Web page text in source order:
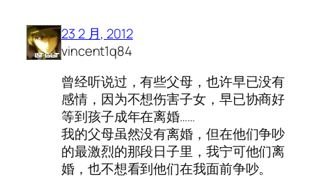
23 2 月, 2012
vincent1q84
曾经听说过，有些父母，也许早已没有
感情，因为不想伤害子女，早已协商好
等到孩子成年在离婚……
我的父母虽然没有离婚，但在他们争吵
的最激烈的那段日子里，我宁可他们离
婚，也不想看到他们在我面前争吵。